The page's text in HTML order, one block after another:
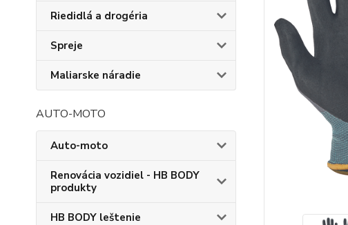
Riedidlá a drogéria
Spreje
Maliarske náradie
AUTO-MOTO
Auto-moto
Renovácia vozidiel - HB BODY
produkty
HB BODY leštenie